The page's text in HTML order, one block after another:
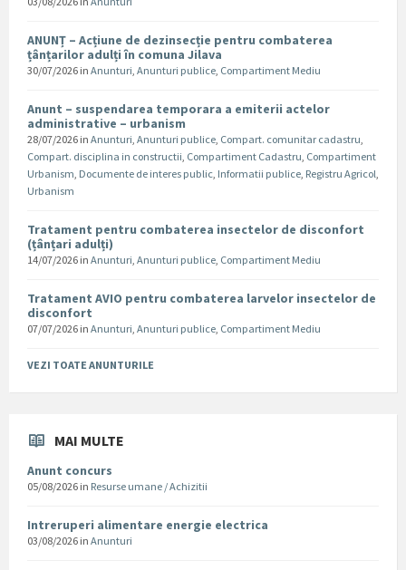
ANUNȚ – Acțiune de dezinsecție pentru combaterea
țânțarilor adulți în comuna Jilava
30/07/2026 in Anunturi, Anunturi publice, Compartiment Mediu
Anunt – suspendarea temporara a emiterii actelor
administrative – urbanism
28/07/2026 in Anunturi, Anunturi publice, Compart. comunitar cadastru,
Compart. disciplina in constructii, Compartiment Cadastru, Compartiment
Urbanism, Documente de interes public, Informatii publice, Registru Agricol,
Urbanism
Tratament pentru combaterea insectelor de disconfort
(țânțari adulți)
14/07/2026 in Anunturi, Anunturi publice, Compartiment Mediu
Tratament AVIO pentru combaterea larvelor insectelor de
disconfort
07/07/2026 in Anunturi, Anunturi publice, Compartiment Mediu
VEZI TOATE ANUNTURILE
MAI MULTE
Anunt concurs
05/08/2026 in Resurse umane / Achizitii
Intreruperi alimentare energie electrica
03/08/2026 in Anunturi